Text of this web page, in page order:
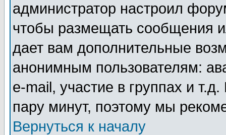
администратор настроил
чтобы размещать сообщения
дает вам дополнительные
анонимным пользователям:
e-mail, участие в группах и
пару минут, поэтому мы
Вернуться к началу